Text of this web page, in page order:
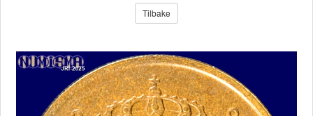
Tilbake